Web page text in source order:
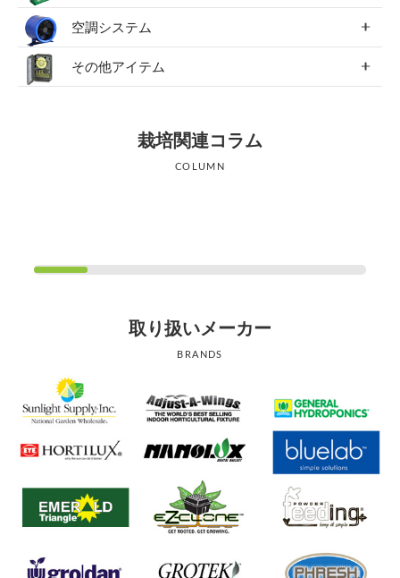
空調システム
その他アイテム
栽培関連コラム
COLUMN
取り扱いメーカー
BRANDS